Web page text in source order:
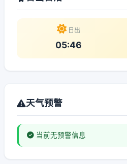
日出
05:46
天气预警
当前无预警信息